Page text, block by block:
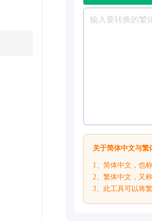
关于简体中文与繁
1、简体中文，也
2、繁体中文，又
3、此工具可以将